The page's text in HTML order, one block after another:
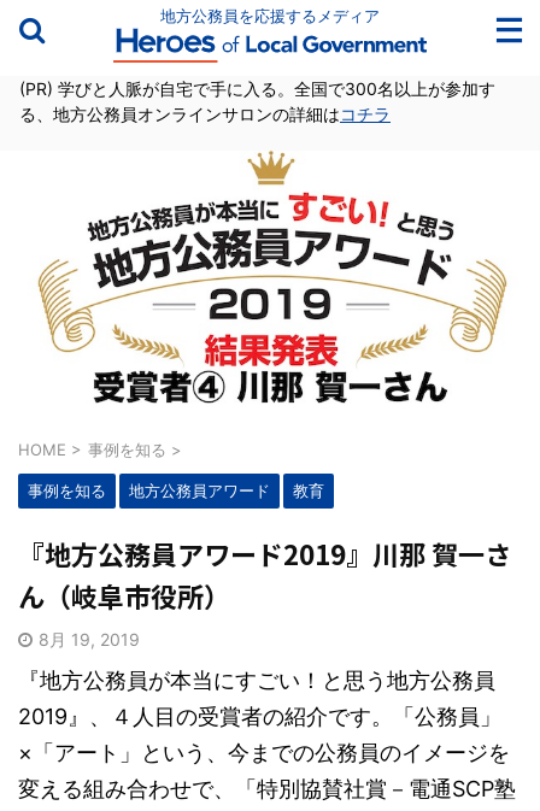
地方公務員を応援するメディア
(PR) 学びと人脈が自宅で手に入る。全国で300名以上が参加す
る、地方公務員オンラインサロンの詳細はコチラ
HOME > 事例を知る >
事例を知る 地方公務員アワード 教育
『地方公務員アワード2019』川那 賀一さ
ん（岐阜市役所）
8月 19, 2019
『地方公務員が本当にすごい！と思う地方公務員
2019』、４人目の受賞者の紹介です。「公務員」
×「アート」という、今までの公務員のイメージを
変える組み合わせで、「特別協賛社賞－電通SCP塾